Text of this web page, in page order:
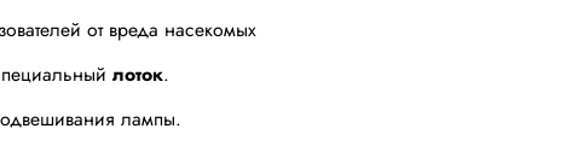
от вреда насекомых
лоток.
лампы.